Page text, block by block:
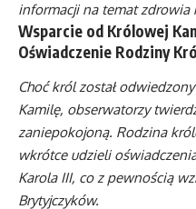
informacji na temat zdrowia
Wsparcie od Królowej
Oświadczenie Rodziny
Choć król został
Kamilę, obserwatorzy
zaniepokojoną. Rodzina
wkrótce udzieli
Karola III, co z pewnością
Brytyjczyków.